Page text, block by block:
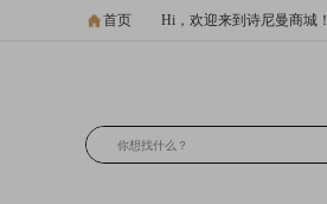
首页 Hi，欢迎来到诗尼曼商城！